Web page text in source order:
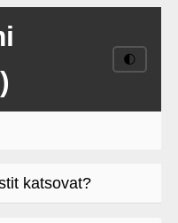
🌓
katsovat?